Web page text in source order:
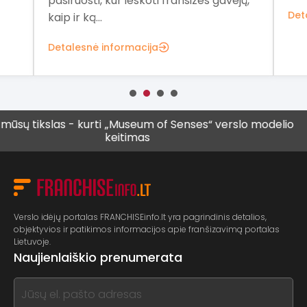
Detalesnė informacija
tikslas - kurti „Museum of Senses“ verslo modelio
keitimas
Vis
Verslo idėjų portalas FRANCHISEinfo.lt yra pagrindinis detalios,
objektyvios ir patikimos informacijos apie franšizavimą portalas
Lietuvoje.
Naujienlaiškio prenumerata
If
you